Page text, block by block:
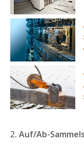
2. Auf/Ab-